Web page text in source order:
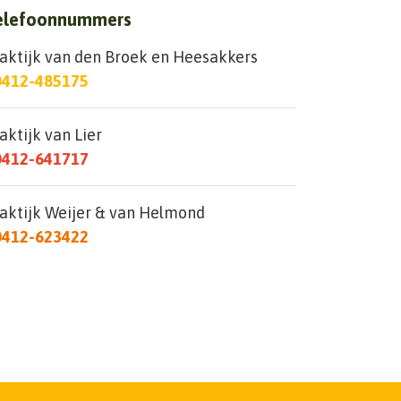
van den Broek en Heesakkers
485175
van Lier
641717
Weijer & van Helmond
623422